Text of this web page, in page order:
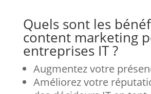
Quels sont les
content marketing
entreprises IT ?
Augmentez votre
Améliorez votre